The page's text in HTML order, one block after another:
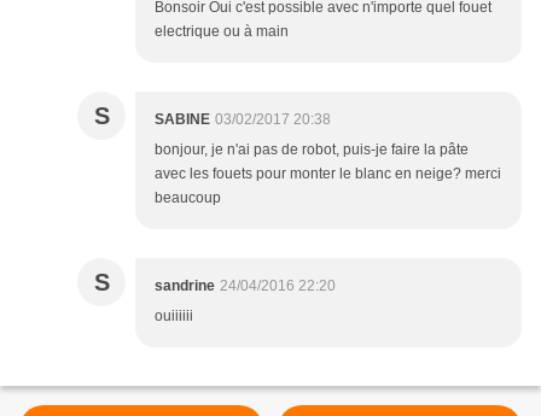
Bonsoir Oui c'est possible avec n'importe quel fouet
electrique ou à main
S SABINE 03/02/2017 20:38
bonjour, je n'ai pas de robot, puis-je faire la pâte
avec les fouets pour monter le blanc en neige? merci
beaucoup
S sandrine 24/04/2016 22:20
ouiiiiii